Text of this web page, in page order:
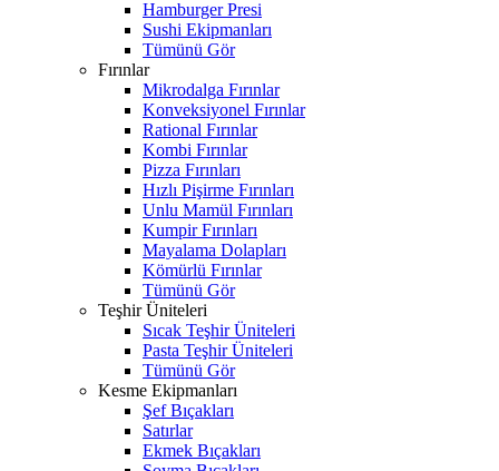
Hamburger Presi
Sushi Ekipmanları
Tümünü Gör
Fırınlar
Mikrodalga Fırınlar
Konveksiyonel Fırınlar
Rational Fırınlar
Kombi Fırınlar
Pizza Fırınları
Hızlı Pişirme Fırınları
Unlu Mamül Fırınları
Kumpir Fırınları
Mayalama Dolapları
Kömürlü Fırınlar
Tümünü Gör
Teşhir Üniteleri
Sıcak Teşhir Üniteleri
Pasta Teşhir Üniteleri
Tümünü Gör
Kesme Ekipmanları
Şef Bıçakları
Satırlar
Ekmek Bıçakları